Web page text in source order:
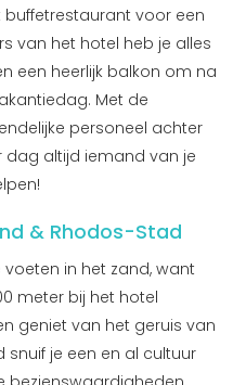
voor een
van het hotel heb je alles
een heerlijk balkon om na
Met de
personeel achter
dag altijd iemand van je
& Rhodos-Stad
in het zand, want
meter bij het hotel
geniet van het geruis van
snuif je een en al cultuur